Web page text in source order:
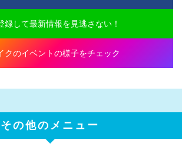
録して最新情報を見逃さない！
クのイベントの様子をチェック
その他のメニュー